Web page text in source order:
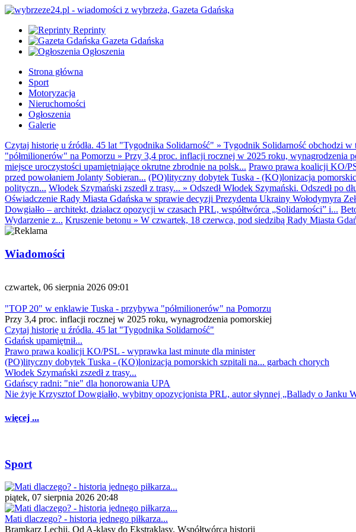
Reprinty
Gazeta Gdańska
Ogłoszenia
Strona główna
Sport
Motoryzacja
Nieruchomości
Ogłoszenia
Galerie
Czytaj historię u źródła. 45 lat "Tygodnika Solidarność" » Tygodnik Solidarność obchodzi w
"półmilionerów" na Pomorzu » Przy 3,4 proc. inflacji rocznej w 2025 roku, wynagrodzenia
miejsce uroczystości upamiętniające okrutne zbrodnie na polsk... Prawo prawa koalicji KO/
przed powołaniem Jolanty Sobieran... (PO)lityczny dobytek Tuska - (KO)lonizacja
polityczn... Włodek Szymański zszedł z trasy... » Odszedł Włodek Szymański. Odszedł po
Oświadczenie Rady Miasta Gdańska w sprawie decyzji Prezydenta Ukrainy Wołodymyra
Dowgiałło – architekt, działacz opozycji w czasach PRL, współtwórca „Solidarności” i...
Wydarzenie z... Kruszenie betonu » W czwartek, 18 czerwca, pod siedzibą Rady Miasta
Wiadomości
czwartek, 06 sierpnia 2026 09:01
"TOP 20" w enklawie Tuska - przybywa "półmilionerów" na Pomorzu
Przy 3,4 proc. inflacji rocznej w 2025 roku, wynagrodzenia pomorskiej
Czytaj historię u źródła. 45 lat "Tygodnika Solidarność"
Gdańsk upamiętnił...
Prawo prawa koalicji KO/PSL - wyprawka last minute dla minister
(PO)lityczny dobytek Tuska - (KO)lonizacja pomorskich szpitali na... garbach chorych
Włodek Szymański zszedł z trasy...
Gdańscy radni: "nie" dla honorowania UPA
Nie żyje Krzysztof Dowgiałło, wybitny opozycjonista PRL, autor słynnej „Ballady o Janku
więcej ...
Sport
piątek, 07 sierpnia 2026 20:48
Mati dlaczego? - historia jednego piłkarza...
Bramkarz Lechii. Od A-klasy do Ekstraklasy. Współtwórca historii